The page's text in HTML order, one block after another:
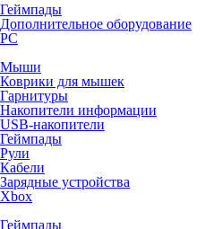
Геймпады
Дополнительное оборудование
PC
Мыши
Коврики для мышек
Гарнитуры
Накопители информации
USB-накопители
Геймпады
Рули
Кабели
Зарядные устройства
Xbox
Геймпады